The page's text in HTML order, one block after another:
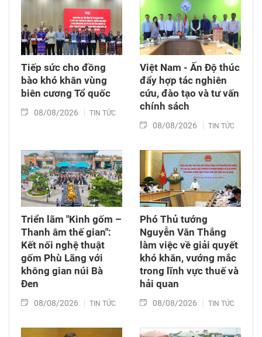
thời tặng quà cho cán bộ, chiến sĩ tham gia
công tác lấy mẫu tại đây.
Tiếp sức cho đồng
bào khó khăn vùng
biên cương Tổ quốc
08/08/2026 TIN TỨC
Việt Nam - Ấn Độ thúc
đẩy hợp tác nghiên
cứu, đào tạo và tư vấn
chính sách
08/08/2026 TIN TỨC
Triển lãm "Kinh gốm –
Thanh âm thế gian":
Kết nối nghệ thuật
gốm Phù Lãng với
không gian núi Bà
Đen
08/08/2026 TIN TỨC
Phó Thủ tướng
Nguyễn Văn Thắng
làm việc về giải quyết
khó khăn, vướng mắc
trong lĩnh vực thuế và
hải quan
08/08/2026 TIN TỨC